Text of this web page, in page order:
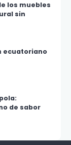
los muebles
sin
ecuatoriano
de sabor